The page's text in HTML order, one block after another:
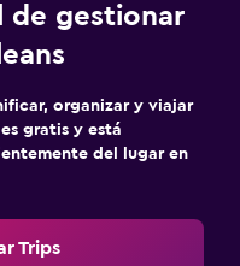
de gestionar
organizar y viajar
gratis y está
del lugar en
Trips